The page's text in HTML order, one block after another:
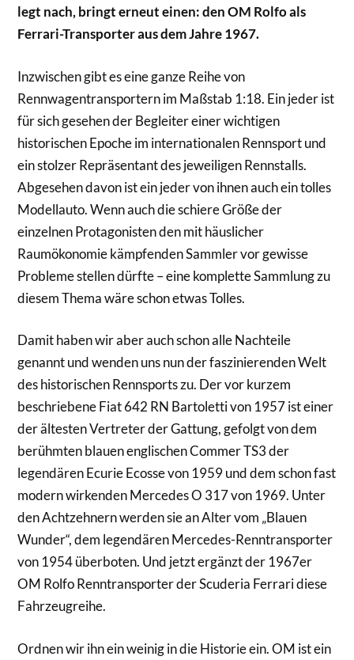
legt nach, bringt erneut einen: den OM Rolfo als
Ferrari-Transporter aus dem Jahre 1967.
Inzwischen gibt es eine ganze Reihe von
Rennwagentransportern im Maßstab 1:18. Ein jeder ist
für sich gesehen der Begleiter einer wichtigen
historischen Epoche im internationalen Rennsport und
ein stolzer Repräsentant des jeweiligen Rennstalls.
Abgesehen davon ist ein jeder von ihnen auch ein tolles
Modellauto. Wenn auch die schiere Größe der
einzelnen Protagonisten den mit häuslicher
Raumökonomie kämpfenden Sammler vor gewisse
Probleme stellen dürfte – eine komplette Sammlung zu
diesem Thema wäre schon etwas Tolles.
Damit haben wir aber auch schon alle Nachteile
genannt und wenden uns nun der faszinierenden Welt
des historischen Rennsports zu. Der vor kurzem
beschriebene Fiat 642 RN Bartoletti von 1957 ist einer
der ältesten Vertreter der Gattung, gefolgt von dem
berühmten blauen englischen Commer TS3 der
legendären Ecurie Ecosse von 1959 und dem schon fast
modern wirkenden Mercedes O 317 von 1969. Unter
den Achtzehnern werden sie an Alter vom „Blauen
Wunder“, dem legendären Mercedes-Renntransporter
von 1954 überboten. Und jetzt ergänzt der 1967er
OM Rolfo Renntransporter der Scuderia Ferrari diese
Fahrzeugreihe.
Ordnen wir ihn ein weinig in die Historie ein. OM ist ein